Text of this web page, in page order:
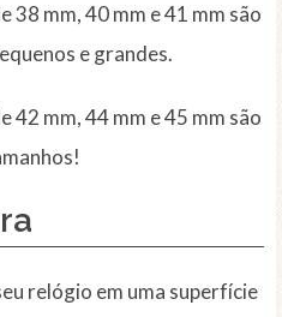
38 mm, 40 mm e 41 mm são
e grandes.
42 mm, 44 mm e 45 mm são
relógio em uma superfície